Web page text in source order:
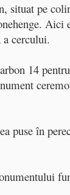
situat pe
Aici
cercului.
14
puse în